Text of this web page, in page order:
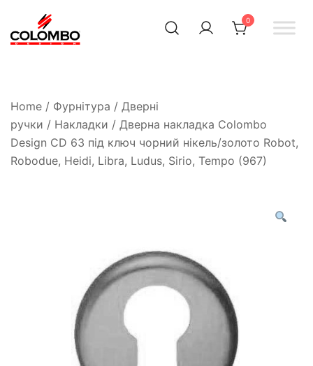
0
Home / Фурнітура / Дверні
ручки / Накладки / Дверна накладка Colombo
Design CD 63 під ключ чорний нікель/золото Robot,
Robodue, Heidi, Libra, Ludus, Sirio, Tempo (967)